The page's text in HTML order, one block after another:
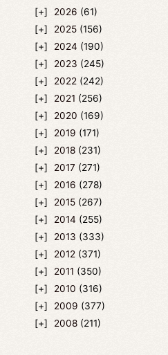
2026 (61)
2025 (156)
2024 (190)
2023 (245)
2022 (242)
2021 (256)
2020 (169)
2019 (171)
2018 (231)
2017 (271)
2016 (278)
2015 (267)
2014 (255)
2013 (333)
2012 (371)
2011 (350)
2010 (316)
2009 (377)
2008 (211)